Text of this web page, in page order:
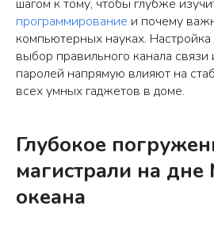
шагом к тому, чтобы глубже
программирование и почему
компьютерных науках.
выбор правильного канала
паролей напрямую влияют на
всех умных гаджетов в доме.
Глубокое
магистрали на
океана